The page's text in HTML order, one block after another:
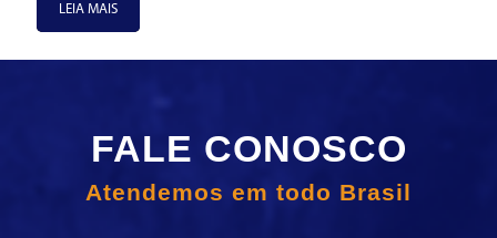
LEIA MAIS
FALE CONOSCO
Atendemos em todo Brasil